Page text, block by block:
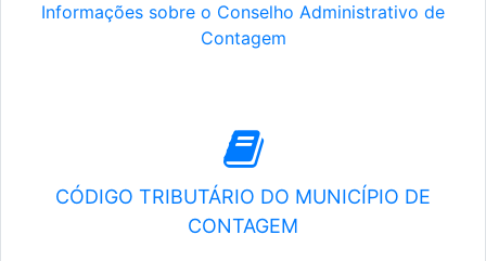
Informações sobre o Conselho Administrativo de
Contagem
CÓDIGO TRIBUTÁRIO DO MUNICÍPIO DE
CONTAGEM